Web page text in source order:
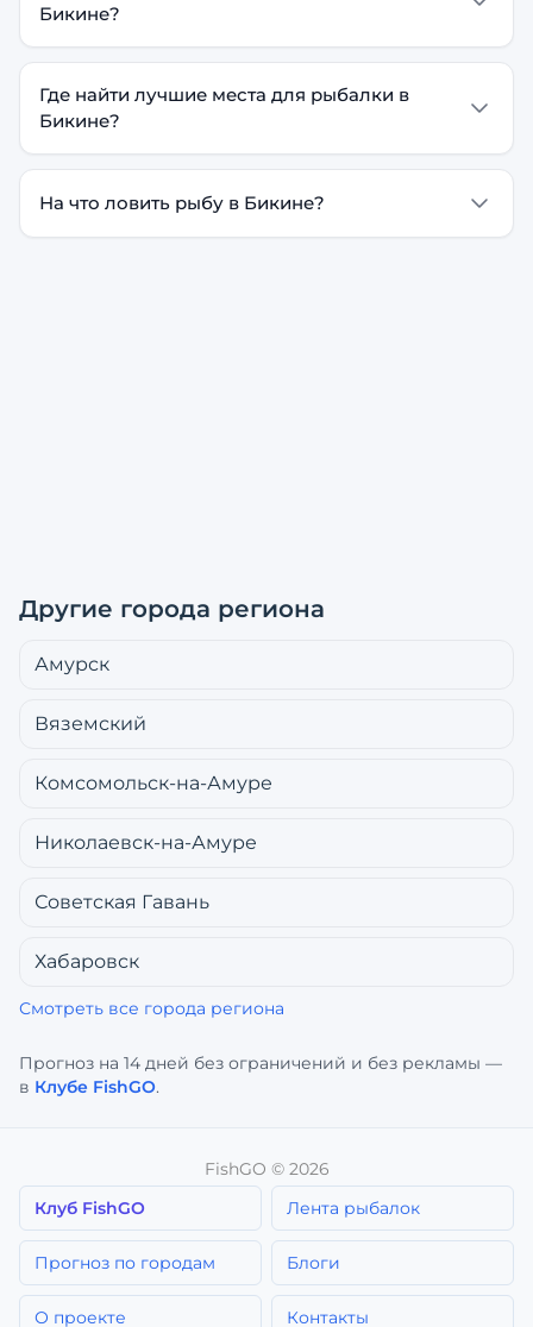
Бикине?
Где найти лучшие места для рыбалки в
Бикине?
На что ловить рыбу в Бикине?
Другие города региона
Амурск
Вяземский
Комсомольск-на-Амуре
Николаевск-на-Амуре
Советская Гавань
Хабаровск
Смотреть все города региона
Прогноз на 14 дней без ограничений и без рекламы —
в Клубе FishGO.
FishGO © 2026
Клуб FishGO
Лента рыбалок
Прогноз по городам Блоги
О проекте Контакты